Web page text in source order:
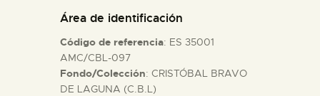
█
Área de identificación
Código de referencia: ES 35001
AMC/CBL-097
Fondo/Colección: CRISTÓBAL BRAVO
DE LAGUNA (C.B.L)